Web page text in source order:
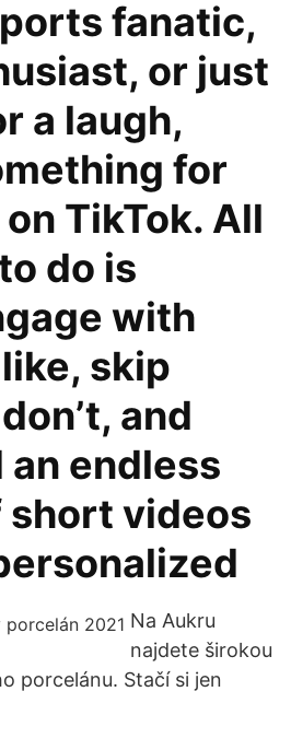
fanatic,
or just
a laugh,
for
TikTok. All
do is
with
skip
and
an endless
short videos
Na Aukru
najdete širokou
porcelánu. Stačí si jen